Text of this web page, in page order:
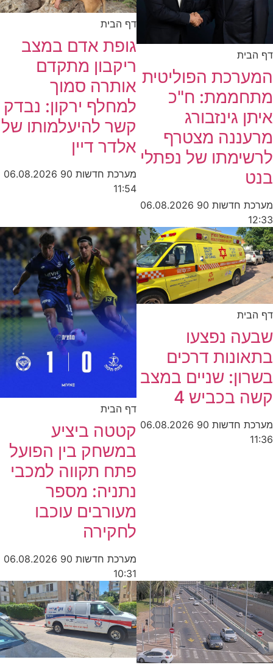
דף הבית
המערכת הפוליטית
מתחממת: ח"כ
איתן גינזבורג
מרעננה מצטרף
לרשימתו של נפתלי
בנט
מערכת חדשות 90
06.08.2026
12:33
דף הבית
גופת אדם במצב
ריקבון מתקדם
אותרה סמוך
למחלף ירקון: נבדק
קשר להיעלמותו של
אלדר דיין
מערכת חדשות 90
06.08.2026
11:54
דף הבית
שבעה נפצעו
בתאונות דרכים
בשרון: שניים במצב
קשה בכביש 4
מערכת חדשות 90
06.08.2026
11:36
דף הבית
קטטה ביציע
במשחק בין הפועל
פתח תקווה למכבי
נתניה: מספר
מעורבים עוכבו
לחקירה
מערכת חדשות 90
06.08.2026
10:31